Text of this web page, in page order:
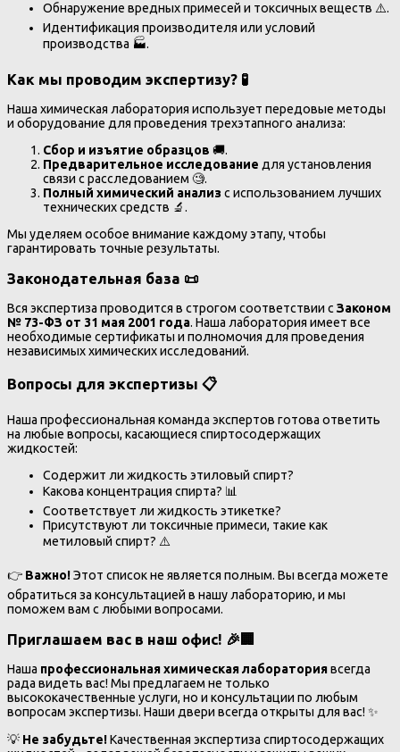
Обнаружение вредных примесей и токсичных веществ ⚠️.
Идентификация производителя или условий
производства 🏭.
Как мы проводим экспертизу? 🧪
Наша химическая лаборатория использует передовые методы
и оборудование для проведения трехэтапного анализа:
Сбор и изъятие образцов 🚚.
Предварительное исследование для установления
связи с расследованием 🧐.
Полный химический анализс использованием лучших
технических средств 🔬.
Мы уделяем особое внимание каждому этапу, чтобы
гарантировать точные результаты.
Законодательная база 📜
Вся экспертиза проводится в строгом соответствии с Законом
№ 73-ФЗ от 31 мая 2001 года. Наша лаборатория имеет все
необходимые сертификаты и полномочия для проведения
независимых химических исследований.
Вопросы для экспертизы 📋
Наша профессиональная команда экспертов готова ответить
на любые вопросы, касающиеся спиртосодержащих
жидкостей:
Содержит ли жидкость этиловый спирт?
Какова концентрация спирта? 📊
Соответствует ли жидкость этикетке?
Присутствуют ли токсичные примеси, такие как
метиловый спирт? ⚠️
👉 Важно!Этот список не является полным. Вы всегда можете
обратиться за консультацией в нашу лабораторию, и мы
поможем вам с любыми вопросами.
Приглашаем вас в наш офис! 🎉🏢
Наша профессиональная химическая лабораториявсегда
рада видеть вас! Мы предлагаем не только
высококачественные услуги, но и консультации по любым
вопросам экспертизы. Наши двери всегда открыты для вас! ✨
💡 Не забудьте!Качественная экспертиза спиртосодержащих